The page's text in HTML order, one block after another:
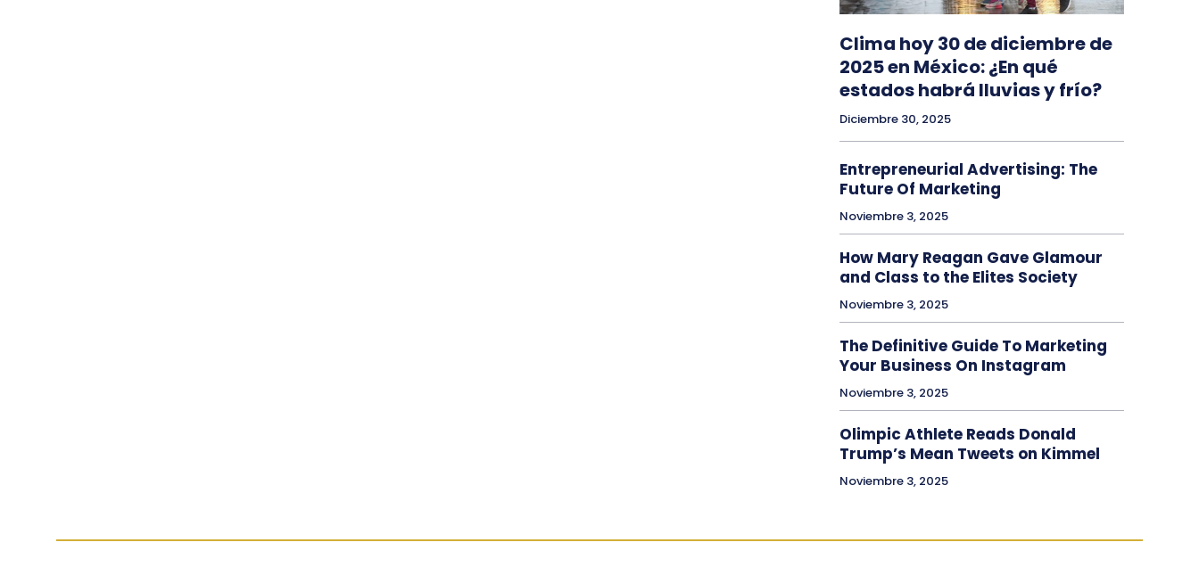
Clima hoy 30 de diciembre de
2025 en México: ¿En qué
estados habrá lluvias y frío?
Diciembre 30, 2025
Entrepreneurial Advertising: The
Future Of Marketing
Noviembre 3, 2025
How Mary Reagan Gave Glamour
and Class to the Elites Society
Noviembre 3, 2025
The Definitive Guide To Marketing
Your Business On Instagram
Noviembre 3, 2025
Olimpic Athlete Reads Donald
Trump’s Mean Tweets on Kimmel
Noviembre 3, 2025